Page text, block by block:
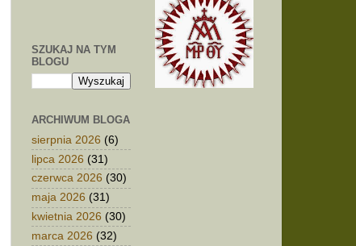
SZUKAJ NA TYM
BLOGU
ARCHIWUM BLOGA
sierpnia 2026 (6)
lipca 2026 (31)
czerwca 2026 (30)
maja 2026 (31)
kwietnia 2026 (30)
marca 2026 (32)